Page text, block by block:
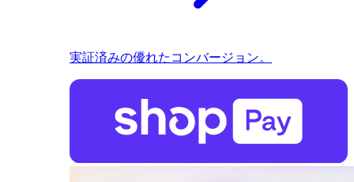
実証済みの優れたコンバージョン。